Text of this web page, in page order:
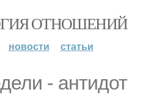
ОТНОШЕНИЙ
новости статьи
- антидот